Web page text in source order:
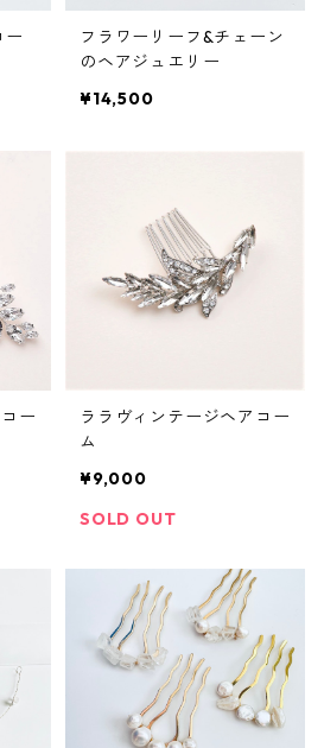
ー
フラワーリーフ&チェーン
のヘアジュエリー
¥14,500
ー
ララヴィンテージヘアコー
ム
¥9,000
SOLD OUT